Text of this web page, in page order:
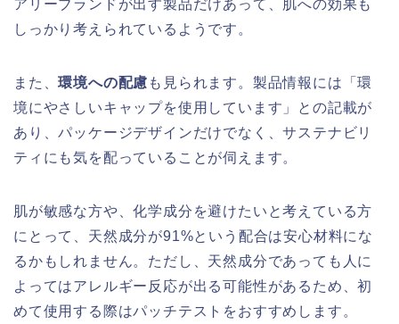
アリーブランドが出す製品だけあって、肌への効果も
しっかり考えられているようです。
また、環境への配慮 も見られます。製品情報には「環
境にやさしいキャップを使用しています」との記載が
あり、パッケージデザインだけでなく、サステナビリ
ティにも気を配っていることが伺えます。
肌が敏感な方や、化学成分を避けたいと考えている方
にとって、天然成分が91%という配合は安心材料にな
るかもしれません。ただし、天然成分であっても人に
よってはアレルギー反応が出る可能性があるため、初
めて使用する際はパッチテストをおすすめします。